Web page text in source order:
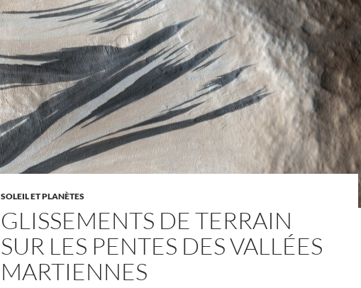
SOLEIL ET PLANÈTES
GLISSEMENTS DE TERRAIN
SUR LES PENTES DES VALLÉES
MARTIENNES